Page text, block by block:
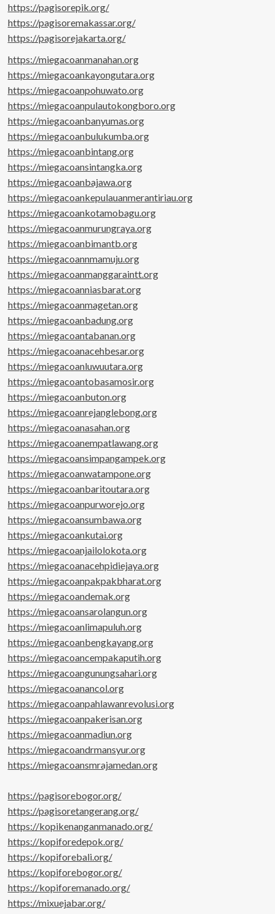
https://pagisorepik.org/
https://pagisoremakassar.org/
https://pagisorejakarta.org/
https://miegacoanmanahan.org
https://miegacoankayongutara.org
https://miegacoanpohuwato.org
https://miegacoanpulautokongboro.org
https://miegacoanbanyumas.org
https://miegacoanbulukumba.org
https://miegacoanbintang.org
https://miegacoansintangka.org
https://miegacoanbajawa.org
https://miegacoankepulauanmerantiriau.org
https://miegacoankotamobagu.org
https://miegacoanmurungraya.org
https://miegacoanbimantb.org
https://miegacoannmamuju.org
https://miegacoanmanggaraintt.org
https://miegacoanniasbarat.org
https://miegacoanmagetan.org
https://miegacoanbadung.org
https://miegacoantabanan.org
https://miegacoanacehbesar.org
https://miegacoanluwuutara.org
https://miegacoantobasamosir.org
https://miegacoanbuton.org
https://miegacoanrejanglebong.org
https://miegacoanasahan.org
https://miegacoanempatlawang.org
https://miegacoansimpangampek.org
https://miegacoanwatampone.org
https://miegacoanbaritoutara.org
https://miegacoanpurworejo.org
https://miegacoansumbawa.org
https://miegacoankutai.org
https://miegacoanjailolokota.org
https://miegacoanacehpidiejaya.org
https://miegacoanpakpakbharat.org
https://miegacoandemak.org
https://miegacoansarolangun.org
https://miegacoanlimapuluh.org
https://miegacoanbengkayang.org
https://miegacoancempakaputih.org
https://miegacoangunungsahari.org
https://miegacoanancol.org
https://miegacoanpahlawanrevolusi.org
https://miegacoanpakerisan.org
https://miegacoanmadiun.org
https://miegacoandrmansyur.org
https://miegacoansmrajamedan.org
https://pagisorebogor.org/
https://pagisoretangerang.org/
https://kopikenanganmanado.org/
https://kopiforedepok.org/
https://kopiforebali.org/
https://kopiforebogor.org/
https://kopiforemanado.org/
https://mixuejabar.org/